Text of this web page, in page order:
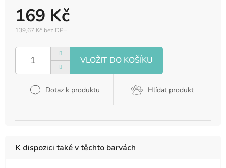
169 Kč
139,67 Kč bez DPH
cena:
Dotaz k produktu Hlídat produkt
K dispozici také v těchto barvách